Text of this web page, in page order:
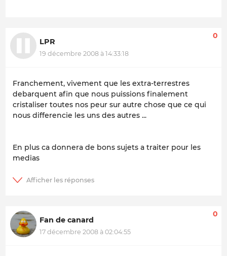
LPR
19 décembre 2008 à 14:33:18
0
Franchement, vivement que les extra-terrestres
debarquent afin que nous puissions finalement
cristaliser toutes nos peur sur autre chose que ce qui
nous differencie les uns des autres ...
En plus ca donnera de bons sujets a traiter pour les
medias
Fan de canard
17 décembre 2008 à 02:04:55
0